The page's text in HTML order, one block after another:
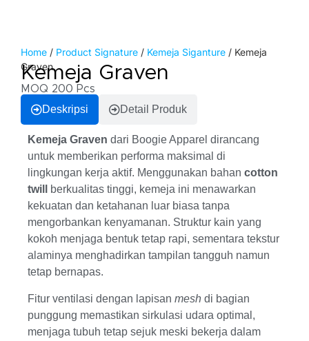
Home / Product Signature / Kemeja Siganture / Kemeja
Graven
Kemeja Graven
MOQ 200 Pcs
Deskripsi Detail Produk
Kemeja Graven dari Boogie Apparel dirancang
untuk memberikan performa maksimal di
lingkungan kerja aktif. Menggunakan bahan cotton
twill
berkualitas tinggi, kemeja ini menawarkan
kekuatan dan ketahanan luar biasa tanpa
mengorbankan kenyamanan. Struktur kain yang
kokoh menjaga bentuk tetap rapi, sementara tekstur
alaminya menghadirkan tampilan tangguh namun
tetap bernapas.
Fitur ventilasi dengan lapisan mesh di bagian
punggung memastikan sirkulasi udara optimal,
menjaga tubuh tetap sejuk meski bekerja dalam